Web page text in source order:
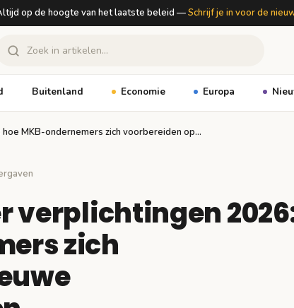
op de hoogte van het laatste beleid —Schrijf je in voor de
Buitenland Economie Europa
MKB-ondernemers zich voorbereiden op…
verplichtingen
zich